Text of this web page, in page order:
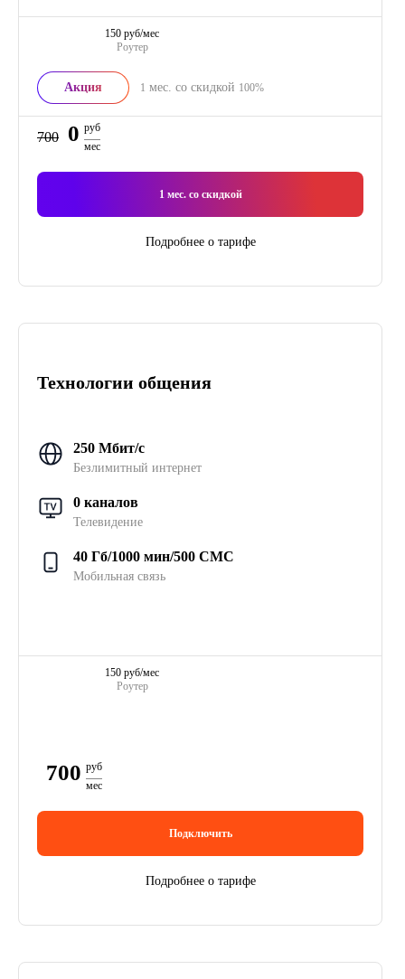
Роутер
150 руб/мес
Акция 1 мес. со скидкой 100%
700 0 руб
мес
1мес. со скидкой
Подробнее о тарифе
Технологии общения
250 Мбит/с
Безлимитный интернет
0 каналов
Телевидение
40 Гб/1000 мин/500 СМС
Мобильная связь
Роутер
150 руб/мес
700 руб
мес
Подключить
Подробнее о тарифе